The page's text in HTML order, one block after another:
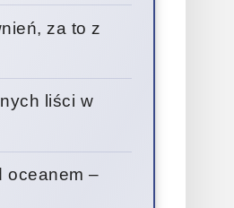
za to z
liści w
oceanem –